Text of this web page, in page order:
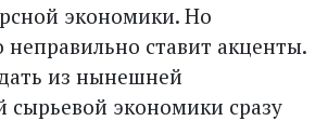
экономики. Но
неправильно ставит акценты.
из нынешней
сырьевой экономики сразу